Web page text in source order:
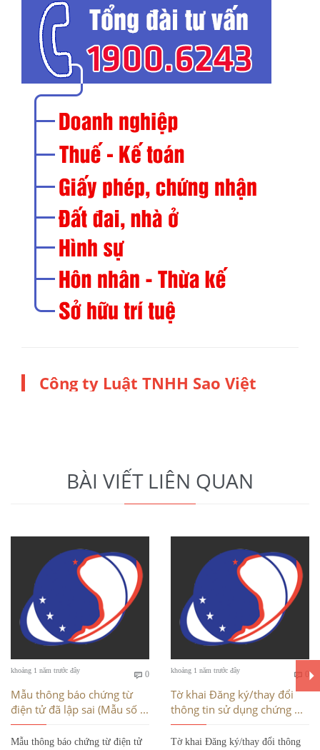
Công ty Luật TNHH Sao Việt
BÀI VIẾT LIÊN QUAN
khoảng 1 năm trước đây
 0Bình
Mẫu thông báo chứng từ
điện tử đã lập sai (Mẫu số ...
Mẫu thông báo chứng từ điện tử
khoảng 1 năm trước đây

Tờ khai Đăng ký/thay đổi
thông tin sử dụng chứng ...
Tờ khai Đăng ký/thay đổi thông